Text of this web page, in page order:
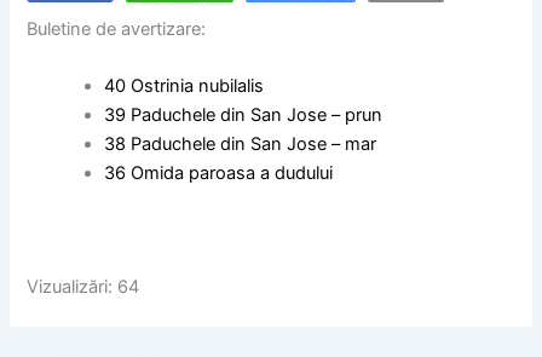
Buletine de avertizare:
40 Ostrinia nubilalis
39 Paduchele din San Jose – prun
38 Paduchele din San Jose – mar
36 Omida paroasa a dudului
Vizualizări: 64